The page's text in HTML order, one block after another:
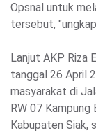
Opsnal untuk
tersebut,
Lanjut AKP Riza
tanggal 26 April
masyarakat di
RW 07 Kampung
Kabupaten Siak,